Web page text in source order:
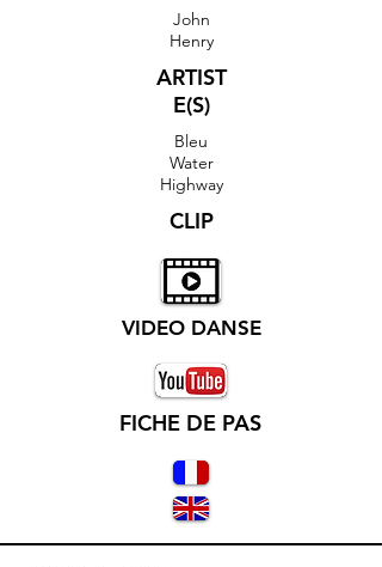
John
Henry
ARTIST
E(S)
Bleu
Water
Highway
CLIP
VIDEO DANSE
FICHE DE PAS